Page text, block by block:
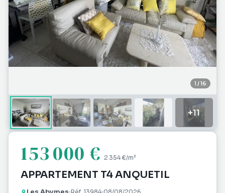
1 /16
+11
153 000 € 2 354 €/m²
APPARTEMENT T4 ANQUETIL